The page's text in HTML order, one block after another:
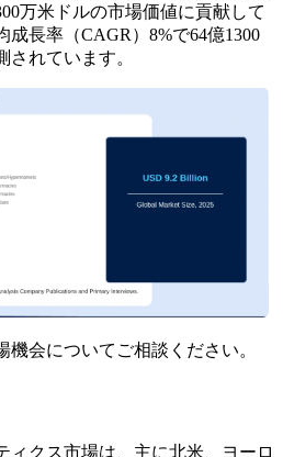
万米ドルの市場価値に貢献して
成長率（CAGR）8%で64億1300
れています。
機会についてご相談ください。
ィクス市場は、主に北米、ヨーロ